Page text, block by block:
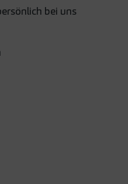
bei uns